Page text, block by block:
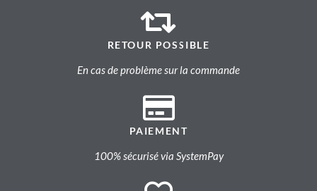
RETOUR POSSIBLE
En cas de problème sur la commande
PAIEMENT
100% sécurisé via SystemPay